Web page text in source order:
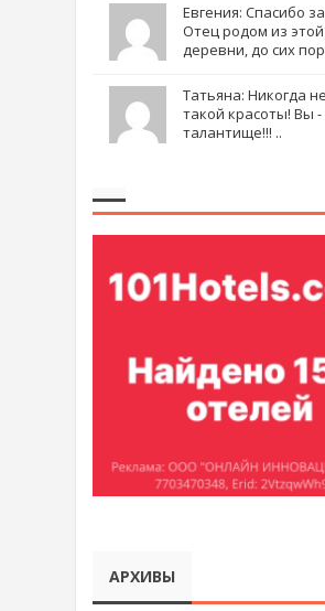
Евгения: Спасибо
Отец родом из этой
деревни, до сих пор
Татьяна: Никогда
такой красоты! Вы -
талантище!!! ..
АРХИВЫ